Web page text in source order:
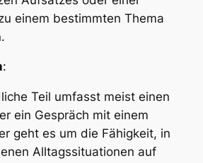
einem bestimmten Thema
:
Teil umfasst meist einen
ein Gespräch mit einem
geht es um die Fähigkeit, in
Alltagssituationen auf